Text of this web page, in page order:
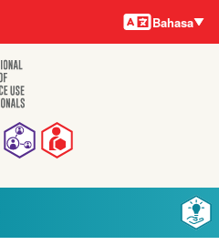
Bahasa-
bahasa
Bahasa